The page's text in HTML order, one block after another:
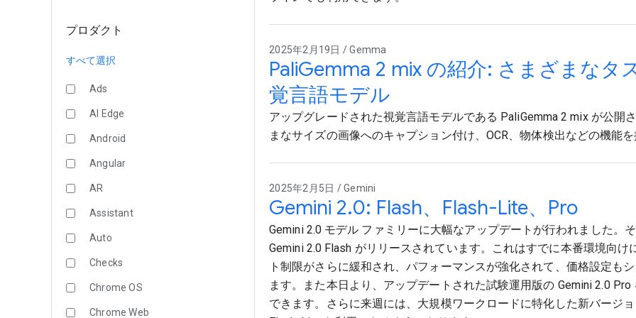
プロダクト
すべて選択
Ads
AI Edge
Android
Angular
AR
Assistant
Auto
Checks
Chrome OS
Chrome Web
2025年2月19日 / Gemma
PaliGemma 2 mix の紹介: さまざまなタ
覚言語モデル
アップグレードされた視覚言語モデルである PaliGemma 2 mix が公開
まなサイズの画像へのキャプション付け、OCR、物体検出などの機能
2025年2月5日 / Gemini
Gemini 2.0: Flash、Flash-Lite、Pro
Gemini 2.0 モデル ファミリーに大幅なアップデートが行われました。
Gemini 2.0 Flash がリリースされています。これはすでに本番環境向け
ト制限がさらに緩和され、パフォーマンスが強化されて、価格設定も
ます。また本日より、アップデートされた試験運用版の Gemini 2.0
できます。さらに来週には、大規模ワークロードに特化した新バージ